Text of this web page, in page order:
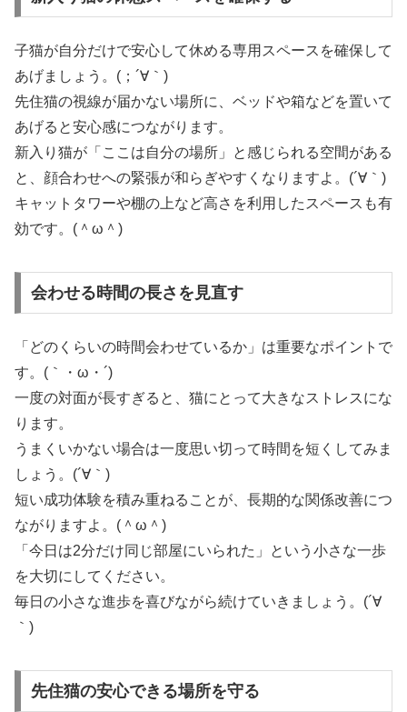
子猫が自分だけで安心して休める専用スペースを確保して
あげましょう。(；´∀｀)
先住猫の視線が届かない場所に、ベッドや箱などを置いて
あげると安心感につながります。
新入り猫が「ここは自分の場所」と感じられる空間がある
と、顔合わせへの緊張が和らぎやすくなりますよ。(´∀｀)
キャットタワーや棚の上など高さを利用したスペースも有
効です。(＾ω＾)
会わせる時間の長さを見直す
「どのくらいの時間会わせているか」は重要なポイントで
す。(｀・ω・´)
一度の対面が長すぎると、猫にとって大きなストレスにな
ります。
うまくいかない場合は一度思い切って時間を短くしてみま
しょう。(´∀｀)
短い成功体験を積み重ねることが、長期的な関係改善につ
ながりますよ。(＾ω＾)
「今日は2分だけ同じ部屋にいられた」という小さな一歩
を大切にしてください。
毎日の小さな進歩を喜びながら続けていきましょう。(´∀
｀)
先住猫の安心できる場所を守る